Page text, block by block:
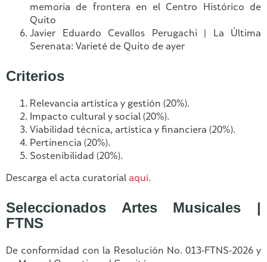
memoria de frontera en el Centro Histórico de
Quito
Javier Eduardo Cevallos Perugachi | La Última
Serenata: Varieté de Quito de ayer
Criterios
Relevancia artística y gestión (20%).
Impacto cultural y social (20%).
Viabilidad técnica, artística y financiera (20%).
Pertinencia (20%).
Sostenibilidad (20%).
Descarga el acta curatorial aquí.
Seleccionados Artes Musicales |
FTNS
De conformidad con la Resolución No. 013-FTNS-2026 y